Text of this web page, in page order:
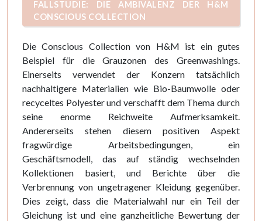
FALLSTUDIE: DIE AMBIVALENZ DER H&M
CONSCIOUS COLLECTION
Die Conscious Collection von H&M ist ein gutes
Beispiel für die Grauzonen des Greenwashings.
Einerseits verwendet der Konzern tatsächlich
nachhaltigere Materialien wie Bio-Baumwolle oder
recyceltes Polyester und verschafft dem Thema durch
seine enorme Reichweite Aufmerksamkeit.
Andererseits stehen diesem positiven Aspekt
fragwürdige Arbeitsbedingungen, ein
Geschäftsmodell, das auf ständig wechselnden
Kollektionen basiert, und Berichte über die
Verbrennung von ungetragener Kleidung gegenüber.
Dies zeigt, dass die Materialwahl nur ein Teil der
Gleichung ist und eine ganzheitliche Bewertung der